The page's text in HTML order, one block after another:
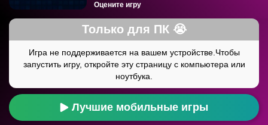
Оцените игру
Лучшие мобильные игры